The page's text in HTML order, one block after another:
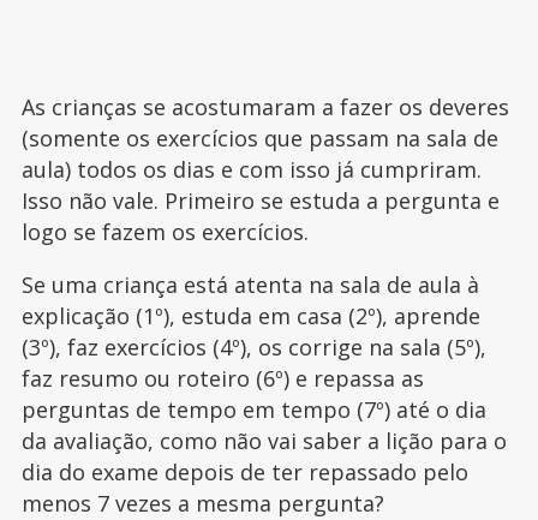
As crianças se acostumaram a fazer os deveres
(somente os exercícios que passam na sala de
aula) todos os dias e com isso já cumpriram.
Isso não vale. Primeiro se estuda a pergunta e
logo se fazem os exercícios.
Se uma criança está atenta na sala de aula à
explicação (1º), estuda em casa (2º), aprende
(3º), faz exercícios (4º), os corrige na sala (5º),
faz resumo ou roteiro (6º) e repassa as
perguntas de tempo em tempo (7º) até o dia
da avaliação, como não vai saber a lição para o
dia do exame depois de ter repassado pelo
menos 7 vezes a mesma pergunta?